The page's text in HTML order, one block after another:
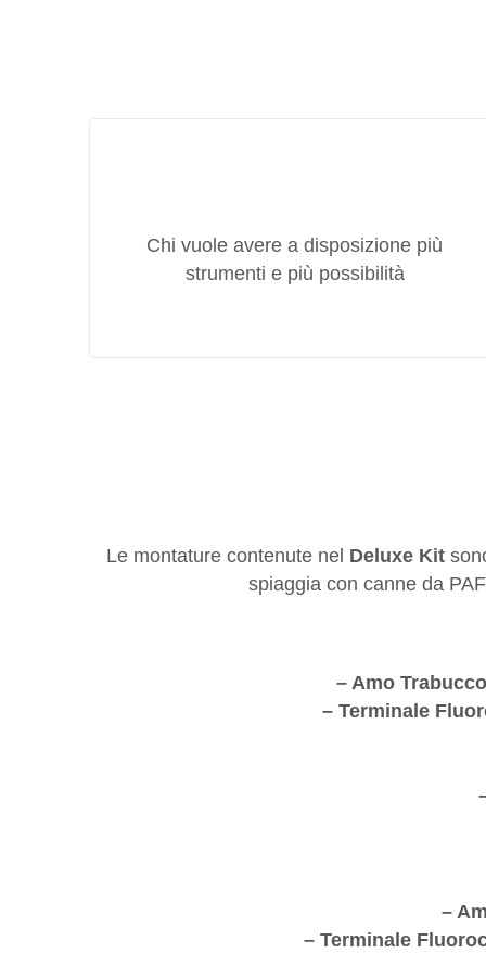
Chi vuole avere a disposizione più
strumenti e più possibilità
Le montature contenute nel Deluxe Kit
spiaggia con canne da
– Amo
– Terminale
–
– Terminale